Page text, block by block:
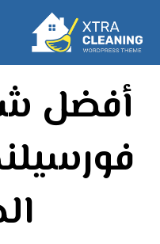
أفضل